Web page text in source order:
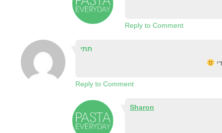
Reply to Comment
תתי
Reply to Comment
Sharon